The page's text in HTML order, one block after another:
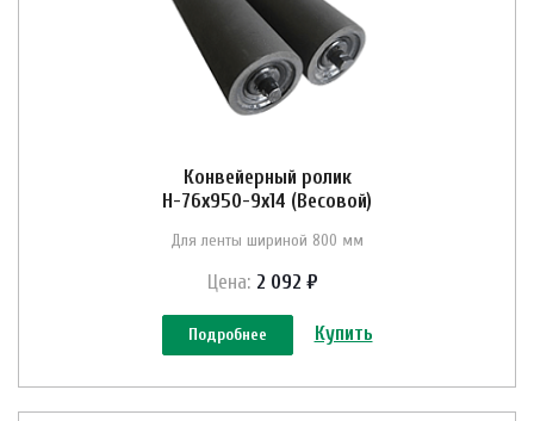
Конвейерный ролик
Н-76х950-9х14 (Весовой)
Для ленты шириной 800 мм
Цена: 2 092 ₽
Подробнее Купить